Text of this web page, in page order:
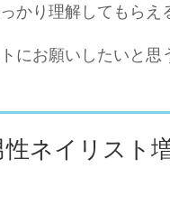
かり理解してもらえ
にお願いしたいと思
ネイリスト